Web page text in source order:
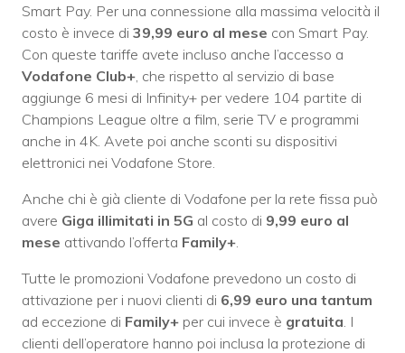
Smart Pay. Per una connessione alla massima velocità il
costo è invece di 39,99 euro al mese con Smart Pay.
Con queste tariffe avete incluso anche l’accesso a
Vodafone Club+ , che rispetto al servizio di base
aggiunge 6 mesi di Infinity+ per vedere 104 partite di
Champions League oltre a film, serie TV e programmi
anche in 4K. Avete poi anche sconti su dispositivi
elettronici nei Vodafone Store.
Anche chi è già cliente di Vodafone per la rete fissa può
avere Giga illimitati in 5G al costo di 9,99 euro al
mese attivando l’offerta Family+
Tutte le promozioni Vodafone prevedono un costo di
attivazione per i nuovi clienti di 6,99 euro una tantum
ad eccezione di Family+ per cui invece è gratuita . I
clienti dell’operatore hanno poi inclusa la protezione di